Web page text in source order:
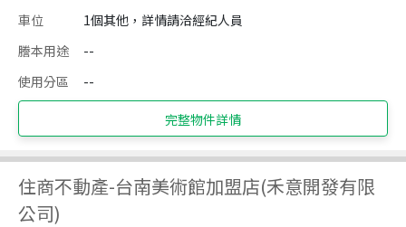
車位
1個其他，詳情請洽經紀人員
謄本用途
--
使用分區
--
完整物件詳情
住商不動產-台南美術館加盟店(禾意開發有限
公司)